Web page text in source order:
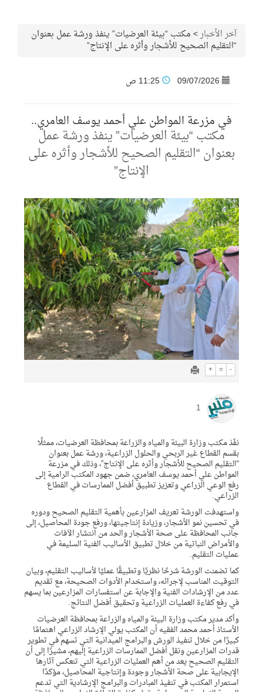
آخر الأخبار>مكتب “بيئة العرضيات” ينفذ ورشة عمل بعنوان
“التقليم الصحيح للأشجار وأثره على الإنتاج”
09/07/2026
في مزرعة المواطن علي أحمد يوسف العامري..
مكتب “بيئة العرضيات” ينفذ ورشة عمل
بعنوان “التقليم الصحيح للأشجار وأثره على
الإنتاج”
+ = -
1
نفّذ مكتب وزارة البيئة والمياه والزراعة بمحافظة العرضيات، ممثلًا
بقسم القطاع غير الربحي والحلول الزراعية، ورشة عمل بعنوان
“التقليم الصحيح للأشجار وأثره على الإنتاج”، وذلك في مزرعة
المواطن علي أحمد يوسف العامري، ضمن جهود المكتب الرامية إلى
رفع الوعي الزراعي وتعزيز تطبيق أفضل الممارسات في القطاع
الزراعي.
واستهدفت الورشة تعريف المزارعين بأهمية التقليم الصحيح ودوره
في تحسين نمو الأشجار، وزيادة إنتاجيتها، ورفع جودة المحاصيل، إلى
جانب المحافظة على صحة الأشجار والحد من انتشار الآفات
والأمراض النباتية من خلال تطبيق الأساليب الفنية السليمة في
عمليات التقليم.
كما تضمنت الورشة شرحًا نظريًا وتطبيقًا عمليًا لأساليب التقليم، وبيان
التوقيت المناسب لإجرائه، واستخدام الأدوات الصحيحة، مع تقديم
عدد من الإرشادات الفنية والإجابة عن استفسارات المزارعين بما يسهم
في رفع كفاءة العمليات الزراعية وتحقيق أفضل النتائج.
وأكد مدير مكتب وزارة البيئة والمياه والزراعة بمحافظة العرضيات
الأستاذ أحمد محمد الفقيه أن المكتب يولي الإرشاد الزراعي اهتمامًا
كبيرًا من خلال تنفيذ الورش والبرامج الميدانية التي تسهم في تطوير
قدرات المزارعين ونقل أفضل الممارسات الزراعية إليهم، مشيرًا إلى أن
التقليم الصحيح يعد من أهم العمليات الزراعية التي تنعكس آثارها
الإيجابية على صحة الأشجار وجودة وإنتاجية المحاصيل، مؤكدًا
استمرار المكتب في تنفيذ المبادرات والبرامج الإرشادية التي تدعم